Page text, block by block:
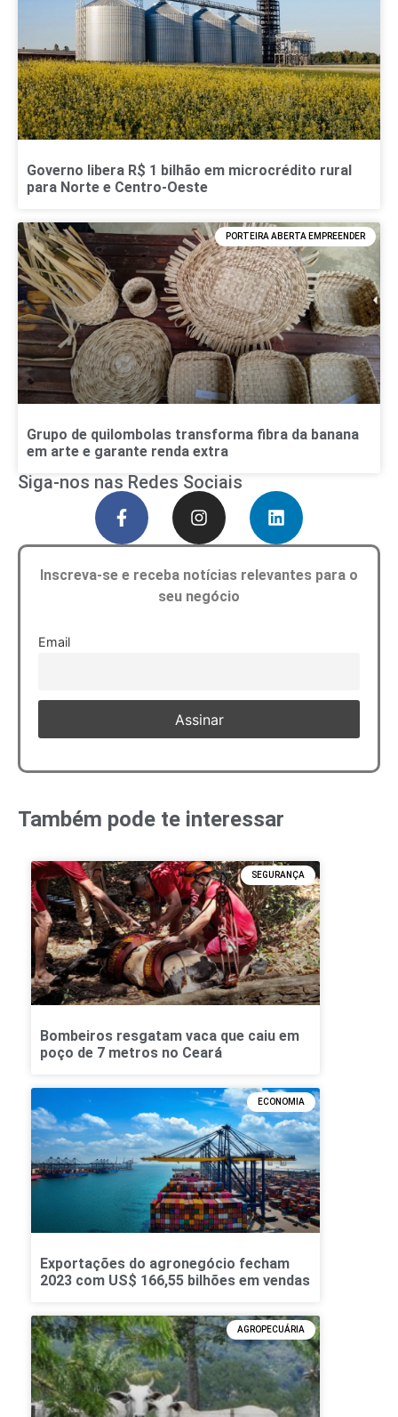
Governo libera R$ 1 bilhão em microcrédito rural
para Norte e Centro-Oeste
PORTEIRA ABERTA EMPREENDER
Grupo de quilombolas transforma fibra da banana
em arte e garante renda extra
Siga-nos nas Redes Sociais
Inscreva-se e receba notícias relevantes para o
seu negócio
Email
Também pode te interessar
SEGURANÇA
Bombeiros resgatam vaca que caiu em
poço de 7 metros no Ceará
ECONOMIA
Exportações do agronegócio fecham
2023 com US$ 166,55 bilhões em vendas
AGROPECUÁRIA